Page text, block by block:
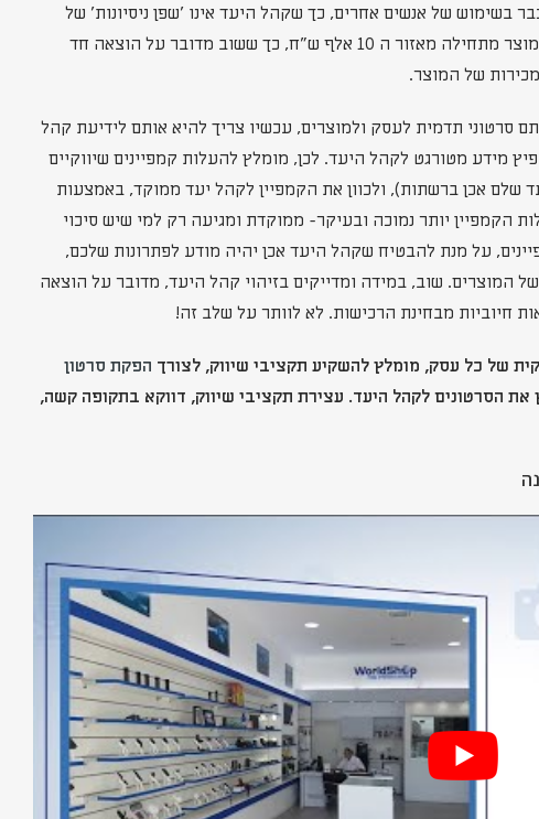
בשימוש של אנשים אחרים, כך שקהל היעד אינו 'שפן ניסיונות' של
פתרון חדש. גם כאן, עלות הפקת סרטון תדמית לכל מוצר מתחילה מאזור ה 10 אלף ש"ח, כך ששוב מדובר על הוצאה חד
של המוצר.
סרטוני תדמית לעסק ולמוצרים, עכשיו צריך להיא אותם לידיעת קהל
מידע מטורגט לקהל היעד. לכן, מומלץ להעלות קמפיינים שיווקיים
שלם אכן ברשתות), ולכוון את הקמפיין לקהל יעד ממוקד, באמצעות
הקמפיין יותר נמוכה ובעיקר- ממוקדת ומגיעה רק למי שיש סיכוי
על מנת להבטיח שקהל היעד אכן יהיה מודע לפתרונות שלכם,
המוצרים. שוב, במידה ומדייקים בזיהוי קהל היעד, מדובר על הוצאה
חיוביות מבחינת הרכישות. לא לוותר על שלב זה!
של כל עסק, מומלץ להשקיע תקציבי שיווק, לצורך הפקת סרטון
את הסרטונים לקהל היעד. עצירת תקציבי שיווק, דווקא בתקופה קשה,